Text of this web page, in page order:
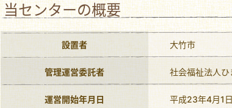
当センターの概要
設置者 大竹市
管理運営委託者 社会福祉法人
運営開始年月日 平成23年4月1日